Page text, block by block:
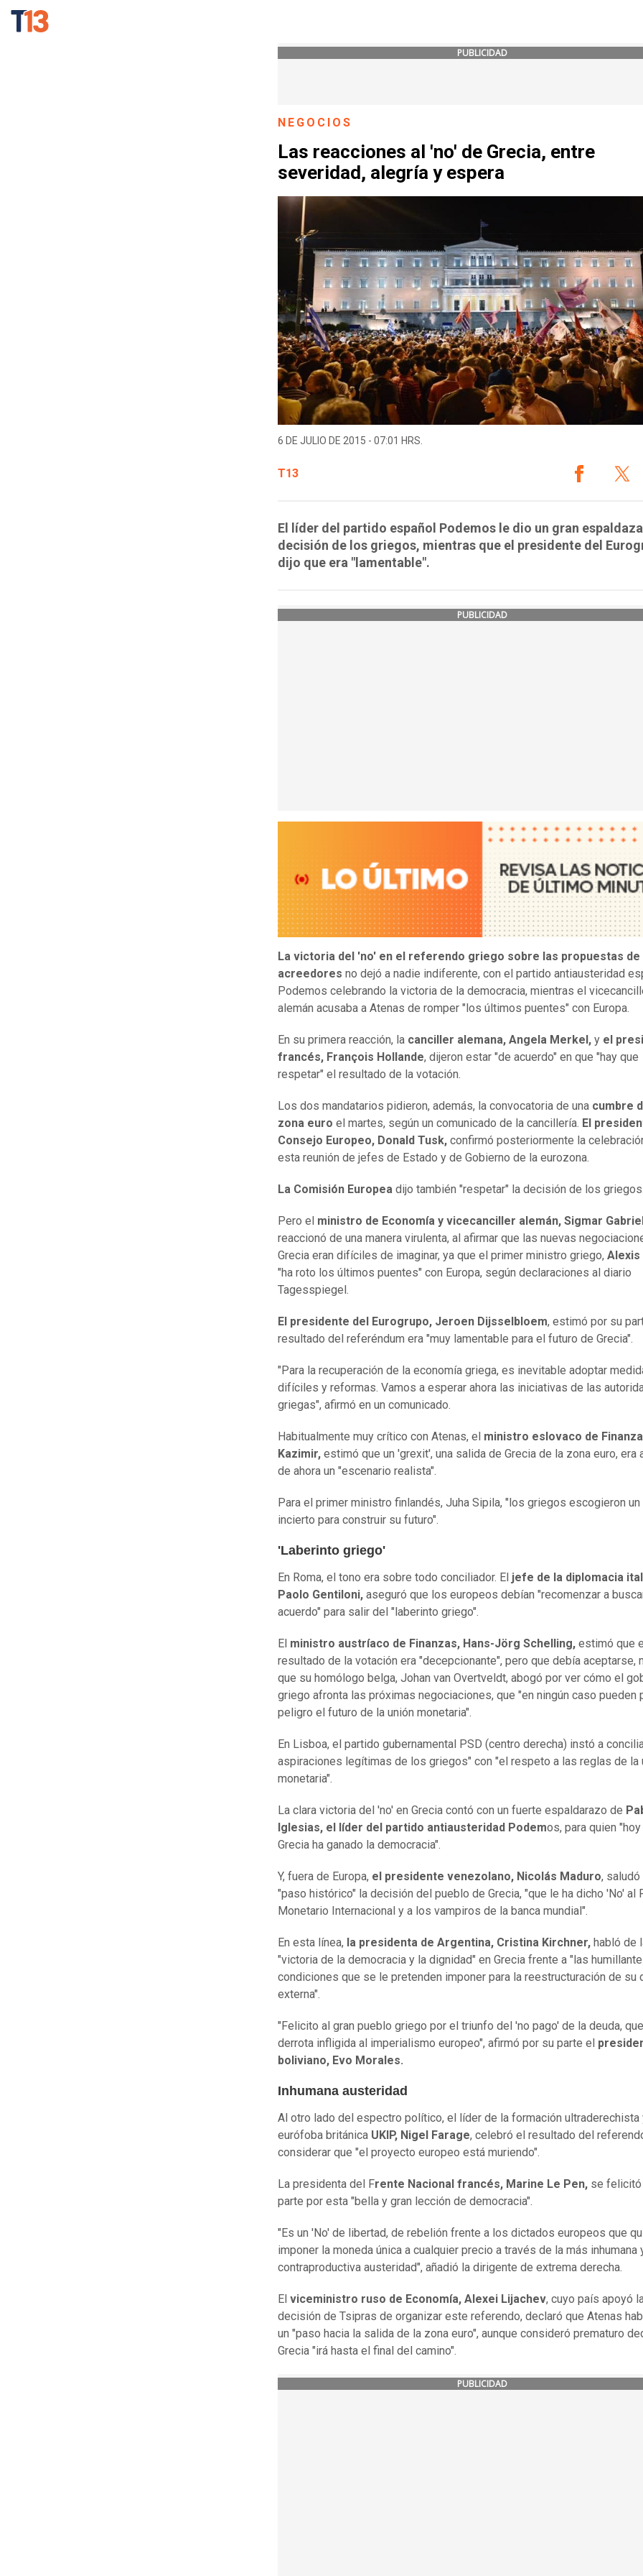
PUBLICIDAD
NEGOCIOS
Las reacciones al 'no' de Grecia, entre
severidad, alegría y espera
6 DE JULIO DE 2015 - 07:01 HRS.
T13
El líder del partido español Podemos le dio un gran
decisión de los griegos, mientras que el presidente del
dijo que era "lamentable".
PUBLICIDAD
La victoria del 'no' en el referendo griego sobre las propuestas de
acreedores no dejó a nadie indiferente, con el partido antiausteridad
Podemos celebrando la victoria de la democracia, mientras el
alemán acusaba a Atenas de romper "los últimos puentes" con Europa.
En su primera reacción, la canciller alemana, Angela Merkel, y el
francés, François Hollande, dijeron estar "de acuerdo" en que "hay que
respetar" el resultado de la votación.
Los dos mandatarios pidieron, además, la convocatoria de una cumbre
zona euro el martes, según un comunicado de la cancillería. El
Consejo Europeo, Donald Tusk, confirmó posteriormente la
esta reunión de jefes de Estado y de Gobierno de la eurozona.
La Comisión Europea dijo también "respetar" la decisión de los
Pero el ministro de Economía y vicecanciller alemán, Sigmar
reaccionó de una manera virulenta, al afirmar que las nuevas
Grecia eran difíciles de imaginar, ya que el primer ministro griego, Alexis
"ha roto los últimos puentes" con Europa, según declaraciones al diario
Tagesspiegel.
El presidente del Eurogrupo, Jeroen Dijsselbloem, estimó por su
resultado del referéndum era "muy lamentable para el futuro de Grecia".
"Para la recuperación de la economía griega, es inevitable adoptar
difíciles y reformas. Vamos a esperar ahora las iniciativas de las
griegas", afirmó en un comunicado.
Habitualmente muy crítico con Atenas, el ministro eslovaco de
Kazimir, estimó que un 'grexit', una salida de Grecia de la zona euro, era
de ahora un "escenario realista".
Para el primer ministro finlandés, Juha Sipila, "los griegos escogieron un
incierto para construir su futuro".
'Laberinto griego'
En Roma, el tono era sobre todo conciliador. El jefe de la diplomacia
Paolo Gentiloni, aseguró que los europeos debían "recomenzar a
acuerdo" para salir del "laberinto griego".
El ministro austríaco de Finanzas, Hans-Jörg Schelling, estimó que
resultado de la votación era "decepcionante", pero que debía aceptarse,
que su homólogo belga, Johan van Overtveldt, abogó por ver cómo el
griego afronta las próximas negociaciones, que "en ningún caso pueden
peligro el futuro de la unión monetaria".
En Lisboa, el partido gubernamental PSD (centro derecha) instó a
aspiraciones legítimas de los griegos" con "el respeto a las reglas de la
monetaria".
La clara victoria del 'no' en Grecia contó con un fuerte espaldarazo de
Iglesias, el líder del partido antiausteridad Podemos, para quien
Grecia ha ganado la democracia".
Y, fuera de Europa, el presidente venezolano, Nicolás Maduro, saludó
"paso histórico" la decisión del pueblo de Grecia, "que le ha dicho 'No' al
Monetario Internacional y a los vampiros de la banca mundial".
En esta línea, la presidenta de Argentina, Cristina Kirchner, habló de
"victoria de la democracia y la dignidad" en Grecia frente a "las
condiciones que se le pretenden imponer para la reestructuración de su
externa".
"Felicito al gran pueblo griego por el triunfo del 'no pago' de la deuda,
derrota infligida al imperialismo europeo", afirmó por su parte el
boliviano, Evo Morales.
Inhumana austeridad
Al otro lado del espectro político, el líder de la formación ultraderechista
eurófoba británica UKIP, Nigel Farage, celebró el resultado del
considerar que "el proyecto europeo está muriendo".
La presidenta del Frente Nacional francés, Marine Le Pen, se
parte por esta "bella y gran lección de democracia".
"Es un 'No' de libertad, de rebelión frente a los dictados europeos que
imponer la moneda única a cualquier precio a través de la más inhumana
contraproductiva austeridad", añadió la dirigente de extrema derecha.
El viceministro ruso de Economía, Alexei Lijachev, cuyo país apoyó
decisión de Tsipras de organizar este referendo, declaró que Atenas
un "paso hacia la salida de la zona euro", aunque consideró prematuro
Grecia "irá hasta el final del camino".
PUBLICIDAD